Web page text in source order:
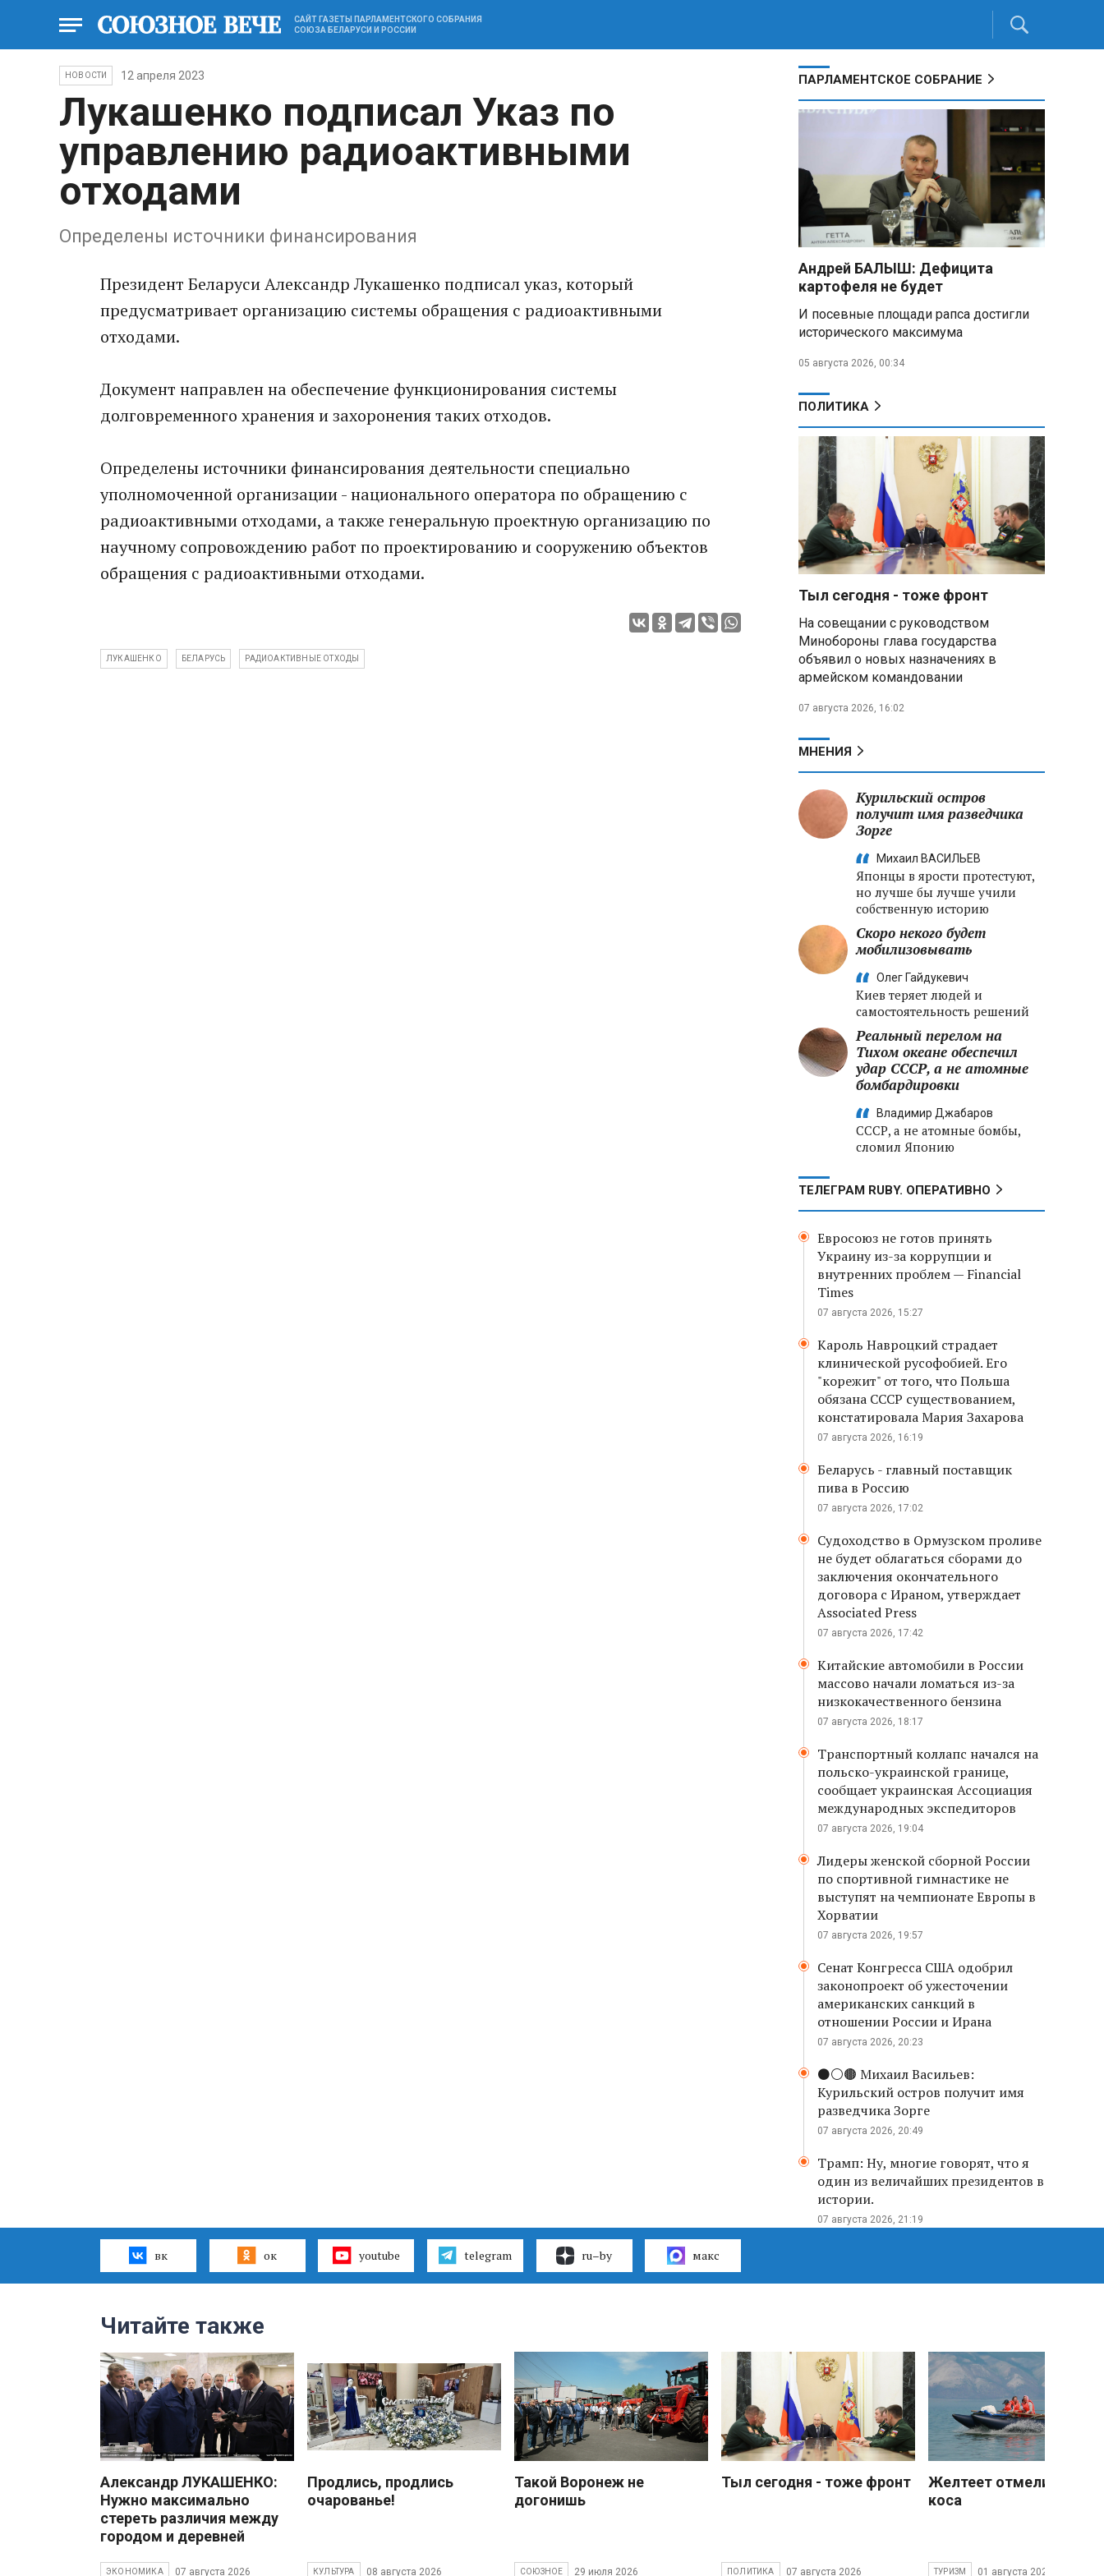
САЙТ ГАЗЕТЫ ПАРЛАМЕНТСКОГО СОБРАНИЯ
СОЮЗА БЕЛАРУСИ И РОССИИ
НОВОСТИ 12 апреля 2023
Лукашенко подписал Указ по
управлению радиоактивными
отходами
Определены источники финансирования
Президент Беларуси Александр Лукашенко подписал указ, который
предусматривает организацию системы обращения с радиоактивными
отходами.
Документ направлен на обеспечение функционирования системы
долговременного хранения и захоронения таких отходов.
Определены источники финансирования деятельности специально
уполномоченной организации - национального оператора по обращению с
радиоактивными отходами, а также генеральную проектную организацию по
научному сопровождению работ по проектированию и сооружению объектов
обращения с радиоактивными отходами.
ЛУКАШЕНКО БЕЛАРУСЬ РАДИОАКТИВНЫЕ ОТХОДЫ
ПАРЛАМЕНТСКОЕ СОБРАНИЕ
Андрей БАЛЫШ: Дефицита
картофеля не будет
И посевные площади рапса достигли
исторического максимума
05 августа 2026, 00:34
ПОЛИТИКА
Тыл сегодня - тоже фронт
На совещании с руководством
Минобороны глава государства
объявил о новых назначениях в
армейском командовании
07 августа 2026, 16:02
МНЕНИЯ
Курильский остров
получит имя разведчика
Зорге
Михаил ВАСИЛЬЕВ
Японцы в ярости протестуют,
но лучше бы лучше учили
собственную историю
Скоро некого будет
мобилизовывать
Олег Гайдукевич
Киев теряет людей и
самостоятельность решений
Реальный перелом на
Тихом океане обеспечил
удар СССР, а не атомные
бомбардировки
Владимир Джабаров
СССР, а не атомные бомбы,
сломил Японию
ТЕЛЕГРАМ RUBY. ОПЕРАТИВНО
Евросоюз не готов принять
Украину из-за коррупции и
внутренних проблем — Financial
Times
07 августа 2026, 15:27
Кароль Навроцкий страдает
клинической русофобией. Его
"корежит" от того, что Польша
обязана СССР существованием,
констатировала Мария Захарова
07 августа 2026, 16:19
Беларусь - главный поставщик
пива в Россию
07 августа 2026, 17:02
Судоходство в Ормузском проливе
не будет облагаться сборами до
заключения окончательного
договора с Ираном, утверждает
Associated Press
07 августа 2026, 17:42
Китайские автомобили в России
массово начали ломаться из-за
низкокачественного бензина
07 августа 2026, 18:17
Транспортный коллапс начался на
польско-украинской границе,
сообщает украинская Ассоциация
международных экспедиторов
07 августа 2026, 19:04
Лидеры женской сборной России
по спортивной гимнастике не
выступят на чемпионате Европы в
Хорватии
07 августа 2026, 19:57
Сенат Конгресса США одобрил
законопроект об ужесточении
американских санкций в
отношении России и Ирана
07 августа 2026, 20:23
⚫️⚪️🟤 Михаил Васильев:
Курильский остров получит имя
разведчика Зорге
07 августа 2026, 20:49
Трамп: Ну, многие говорят, что я
один из величайших президентов в
истории.
07 августа 2026, 21:19
вк ок youtube telegram ru–by макс
Читайте также
Александр ЛУКАШЕНКО:
Нужно максимально
стереть различия между
городом и деревней
ЭКОНОМИКА 07 августа 2026
Продлись, продлись
очарованье!
КУЛЬТУРА 08 августа 2026
Такой Воронеж не
догонишь
СОЮЗНОЕ 29 июля 2026
Тыл сегодня - тоже фронт
ПОЛИТИКА 07 августа 2026
Желтеет отмели
коса
ТУРИЗМ 01 августа 2026